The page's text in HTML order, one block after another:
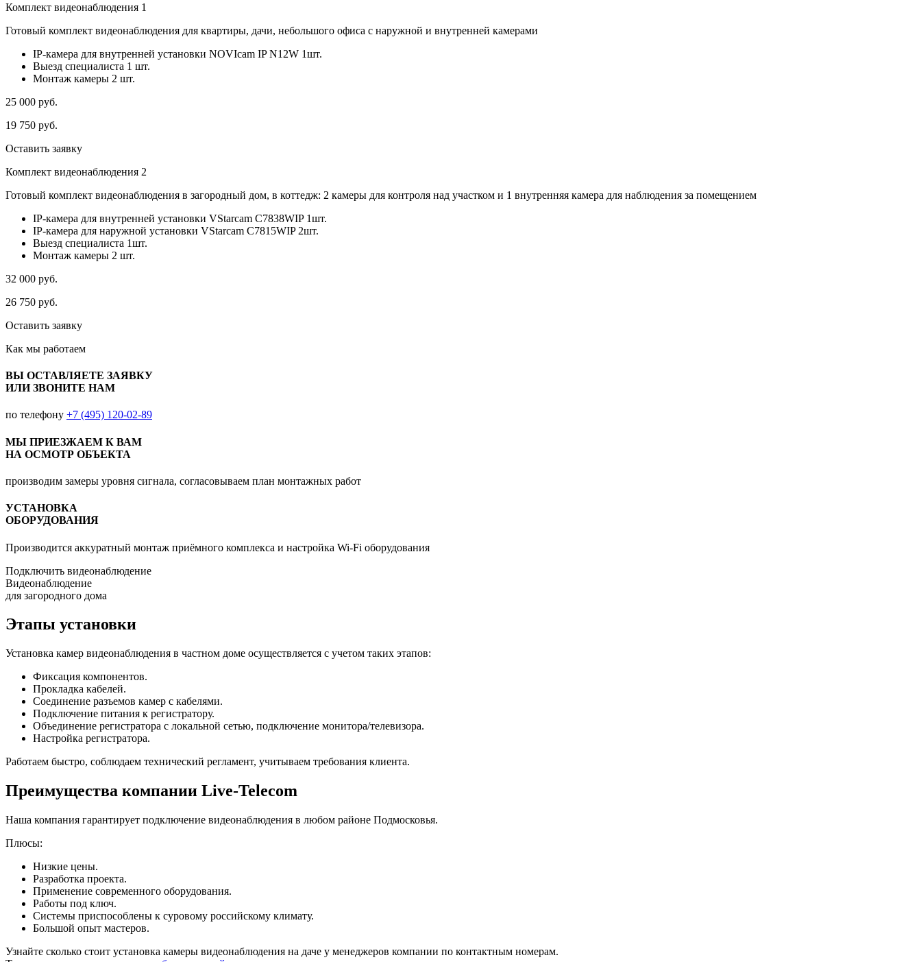
Комплект видеонаблюдения 1
Готовый комплект видеонаблюдения для квартиры, дачи, небольшого офиса с наружной и внутренней камерами
IP-камера для внутренней установки NOVIcam IP N12W 1шт.
Выезд специалиста 1 шт.
Монтаж камеры 2 шт.
25 000 руб.
19 750 руб.
Оставить заявку
Комплект видеонаблюдения 2
Готовый комплект видеонаблюдения в загородный дом, в коттедж: 2 камеры для контроля над участком и 1 внутренняя камера для наблюдения за помещением
IP-камера для внутренней установки VStarcam C7838WIP 1шт.
IP-камера для наружной установки VStarcam C7815WIP 2шт.
Выезд специалиста 1шт.
Монтаж камеры 2 шт.
32 000 руб.
26 750 руб.
Оставить заявку
Как мы работаем
ВЫ ОСТАВЛЯЕТЕ ЗАЯВКУ
ИЛИ ЗВОНИТЕ НАМ
по телефону +7 (495) 120-02-89
МЫ ПРИЕЗЖАЕМ К ВАМ
НА ОСМОТР ОБЪЕКТА
производим замеры уровня сигнала, согласовываем план монтажных работ
УСТАНОВКА
ОБОРУДОВАНИЯ
Производится аккуратный монтаж приёмного комплекса и настройка Wi-Fi оборудования
Подключить видеонаблюдение
Видеонаблюдение
для загородного дома
Этапы установки
Установка камер видеонаблюдения в частном доме осуществляется с учетом таких этапов:
Фиксация компонентов.
Прокладка кабелей.
Соединение разъемов камер с кабелями.
Подключение питания к регистратору.
Объединение регистратора с локальной сетью, подключение монитора/телевизора.
Настройка регистратора.
Работаем быстро, соблюдаем технический регламент, учитываем требования клиента.
Преимущества компании Live-Telecom
Наша компания гарантирует подключение видеонаблюдения в любом районе Подмосковья.
Плюсы:
Низкие цены.
Разработка проекта.
Применение современного оборудования.
Работы под ключ.
Системы приспособлены к суровому российскому климату.
Большой опыт мастеров.
Узнайте сколько стоит установка камеры видеонаблюдения на даче у менеджеров компании по контактным номерам.